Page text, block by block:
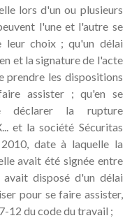
lors d'un ou plusieurs
l'une et l'autre se
leur choix ; qu'un délai
et la signature de l'acte
prendre les dispositions
assister ; qu'en se
déclarer la rupture
et la société Sécuritas
date à laquelle la
avait été signée entre
avait disposé d'un délai
pour se faire assister,
12 du code du travail ;